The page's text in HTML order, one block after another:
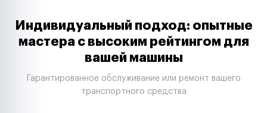
Таксопарки
Автодилеры
Строительные компании
Аренда спецтехники
Индивидуальный подход: опытные
мастера с высоким рейтингом для
вашей машины
Гарантированное обслуживание или ремонт вашего
транспортного средства